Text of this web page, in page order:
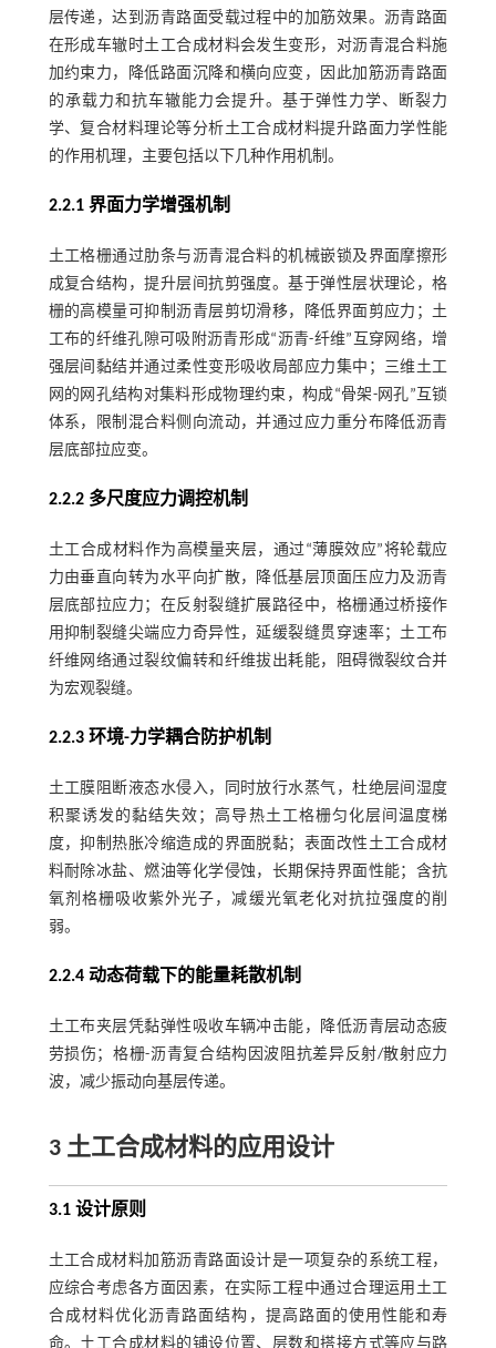
层传递，达到沥青路面受载过程中的加筋效果。沥青路面
在形成车辙时土工合成材料会发生变形，对沥青混合料施
加约束力，降低路面沉降和横向应变，因此加筋沥青路面
的承载力和抗车辙能力会提升。基于弹性力学、断裂力
学、复合材料理论等分析土工合成材料提升路面力学性能
的作用机理，主要包括以下几种作用机制。
2.2.1 界面力学增强机制
土工格栅通过肋条与沥青混合料的机械嵌锁及界面摩擦形
成复合结构，提升层间抗剪强度。基于弹性层状理论，格
栅的高模量可抑制沥青层剪切滑移，降低界面剪应力；土
工布的纤维孔隙可吸附沥青形成“沥青-纤维”互穿网络，增
强层间黏结并通过柔性变形吸收局部应力集中；三维土工
网的网孔结构对集料形成物理约束，构成“骨架-网孔”互锁
体系，限制混合料侧向流动，并通过应力重分布降低沥青
层底部拉应变。
2.2.2 多尺度应力调控机制
土工合成材料作为高模量夹层，通过“薄膜效应”将轮载应
力由垂直向转为水平向扩散，降低基层顶面压应力及沥青
层底部拉应力；在反射裂缝扩展路径中，格栅通过桥接作
用抑制裂缝尖端应力奇异性，延缓裂缝贯穿速率；土工布
纤维网络通过裂纹偏转和纤维拔出耗能，阻碍微裂纹合并
为宏观裂缝。
2.2.3 环境-力学耦合防护机制
土工膜阻断液态水侵入，同时放行水蒸气，杜绝层间湿度
积聚诱发的黏结失效；高导热土工格栅匀化层间温度梯
度，抑制热胀冷缩造成的界面脱黏；表面改性土工合成材
料耐除冰盐、燃油等化学侵蚀，长期保持界面性能；含抗
氧剂格栅吸收紫外光子，减缓光氧老化对抗拉强度的削
弱。
2.2.4 动态荷载下的能量耗散机制
土工布夹层凭黏弹性吸收车辆冲击能，降低沥青层动态疲
劳损伤；格栅-沥青复合结构因波阻抗差异反射/散射应力
波，减少振动向基层传递。
3 土工合成材料的应用设计
3.1 设计原则
土工合成材料加筋沥青路面设计是一项复杂的系统工程，
应综合考虑各方面因素，在实际工程中通过合理运用土工
合成材料优化沥青路面结构，提高路面的使用性能和寿
命。土工合成材料的铺设位置、层数和搭接方式等应与路